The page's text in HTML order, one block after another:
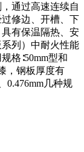
通过高速连续自
修边、开槽、下
有保温隔热、安
列）中耐火性能
格∶50mm型和
，钢板厚度有
0.476mm几种规